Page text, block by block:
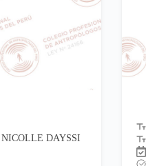
NICOLLE DAYSSI